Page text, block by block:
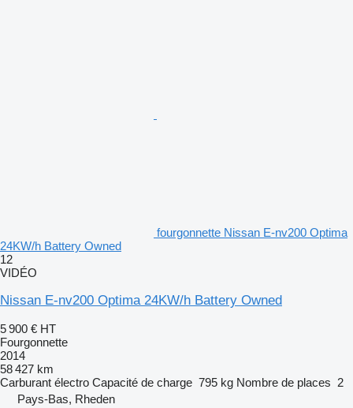
fourgonnette Nissan E-nv200 Optima
24KW/h Battery Owned
12
VIDÉO
Nissan E-nv200 Optima 24KW/h Battery Owned
5 900 € HT
Fourgonnette
2014
58 427 km
Carburant électro Capacité de charge 795 kg Nombre de places 2
Pays-Bas, Rheden